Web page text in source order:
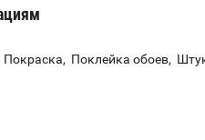
Поклейка обоев,